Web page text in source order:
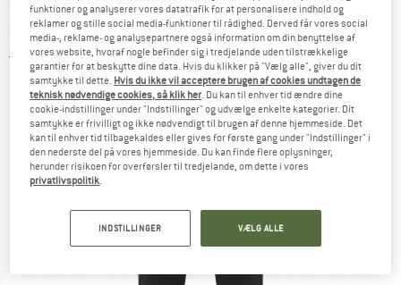
Cykelbukser
3,0(1)
funktioner og analyserer vores datatrafik for at personalisere indhold og
reklamer og stille social media-funktioner til rådighed. Derved får vores social
media-, reklame- og analysepartnere også information om din benyttelse af
vores website, hvoraf nogle befinder sig i tredjelande uden tilstrækkelige
garantier for at beskytte dine data. Hvis du klikker på "Vælg alle", giver du dit
samtykke til dette. Hvis du ikke vil acceptere brugen af cookies undtagen de
teknisk nødvendige cookies, så klik her. Du kan til enhver tid ændre dine
cookie-indstillinger under "Indstillinger" og udvælge enkelte kategorier. Dit
samtykke er frivilligt og ikke nødvendigt til brugen af denne hjemmeside. Det
kan til enhver tid tilbagekaldes eller gives for første gang under "Indstillinger" i
den nederste del på vores hjemmeside. Du kan finde flere oplysninger,
herunder risikoen for overførsler til tredjelande, om dette i vores
privatlivspolitik.
INDSTILLINGER VÆLG ALLE